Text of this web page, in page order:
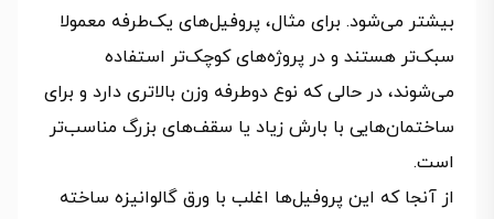
بیشتر می‌شود. برای مثال، پروفیل‌های یک‌طرفه معمولا
سبک‌تر هستند و در پروژه‌های کوچک‌تر استفاده
می‌شوند، در حالی که نوع دوطرفه وزن بالاتری دارد و برای
ساختمان‌هایی با بارش زیاد یا سقف‌های بزرگ مناسب‌تر
است.
از آنجا که این پروفیل‌ها اغلب با ورق گالوانیزه ساخته